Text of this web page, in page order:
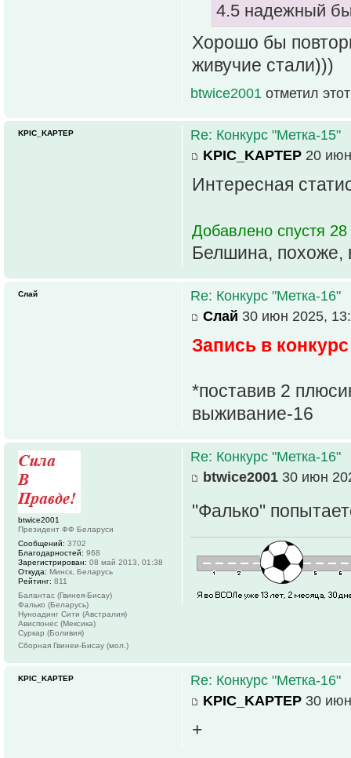
4.5 надежный
Хорошо бы
живучие стали)))
btwice2001 отметил
Re: Конкурс "Метка-15"
KPIC_KAPTEP 20
Интересная
Добавлено спустя 28
Белшина, похоже,
KPIC_KAPTEP
Re: Конкурс "Метка-16"
Слай 30 июн 2025,
Запись в
*поставив 2
выживание-16
Слай
Re: Конкурс "Метка-16"
btwice2001 30 июн
"Фалько"
btwice2001
Президент ФФ Беларуси
Сообщений: 3702
Благодарностей: 968
Зарегистрирован: 08 май 2013, 01:38
Откуда: Минск, Беларусь
Рейтинг: 811
Балантас (Гвинея-Бисау)
Фалько (Беларусь)
Нуноадинг Сити (Австралия)
Ависпонес (Мексика)
Суркар (Боливия)
Сборная Гвинеи-Бисау (мол.)
Re: Конкурс "Метка-16"
KPIC_KAPTEP 30
+
KPIC_KAPTEP